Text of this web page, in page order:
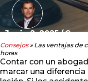
Junio 2, 2025/
Consejos» Las ventajas de
horas
Contar con un
marcar una